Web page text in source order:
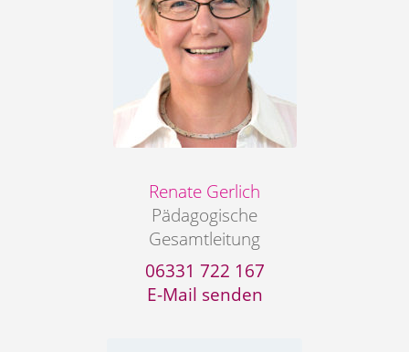
Renate Gerlich
Pädagogische
Gesamtleitung
06331 722 167
E-Mail senden